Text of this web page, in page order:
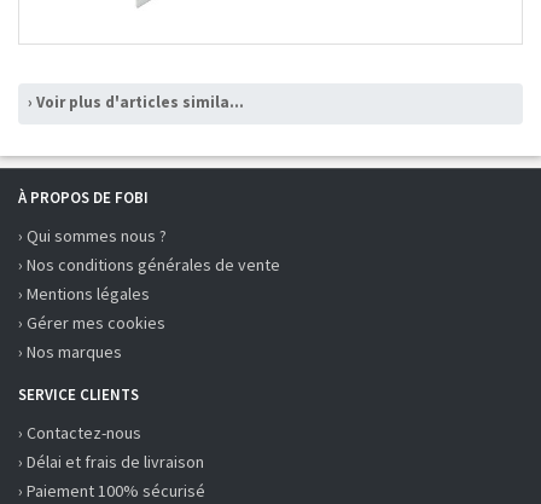
› Voir plus d'articles similaires
À PROPOS DE FOBI
› Qui sommes nous ?
› Nos conditions générales de vente
› Mentions légales
› Gérer mes cookies
› Nos marques
SERVICE CLIENTS
› Contactez-nous
› Délai et frais de livraison
› Paiement 100% sécurisé